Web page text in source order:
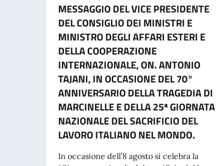
MESSAGGIO DEL VICE PRESIDENTE
DEL CONSIGLIO DEI MINISTRI E
MINISTRO DEGLI AFFARI ESTERI E
DELLA COOPERAZIONE
INTERNAZIONALE, ON. ANTONIO
TAJANI, IN OCCASIONE DEL 70°
ANNIVERSARIO DELLA TRAGEDIA DI
MARCINELLE E DELLA 25ª GIORNATA
NAZIONALE DEL SACRIFICIO DEL
LAVORO ITALIANO NEL MONDO.
In occasione dell’8 agosto si celebra la